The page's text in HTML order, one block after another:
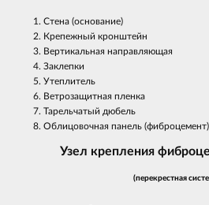
Стена (основание)
Крепежный кронштейн
Вертикальная направляющая
Заклепки
Утеплитель
Ветрозащитная пленка
Тарельчатый дюбель
Облицовочная панель (фиброцемент)
Узел крепления
(перекрестная